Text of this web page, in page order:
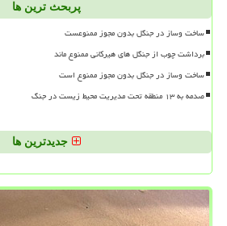
پربحث ترین ها
ساخت وساز در جنگل بدون مجوز ممنوعست
برداشت چوب از جنگل های هیرکانی ممنوع ماند
ساخت وساز در جنگل بدون مجوز ممنوع است
صدمه به ۱۳ منطقه تحت مدیریت محیط زیست در جنگ
جدیدترین ها